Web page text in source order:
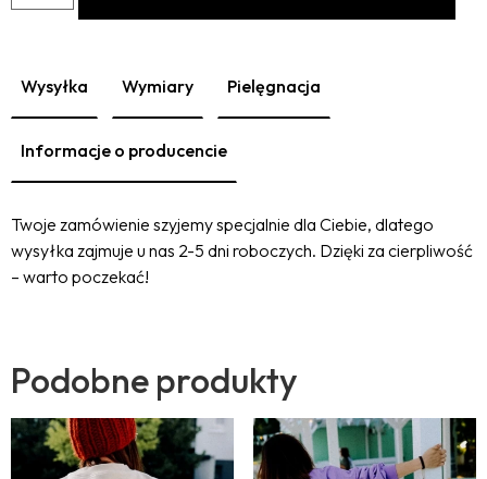
Wysyłka Wymiary Pielęgnacja
Informacje o producencie
Twoje zamówienie szyjemy specjalnie dla Ciebie, dlatego
wysyłka zajmuje u nas 2-5 dni roboczych. Dzięki za cierpliwość
– warto poczekać!
Podobne produkty